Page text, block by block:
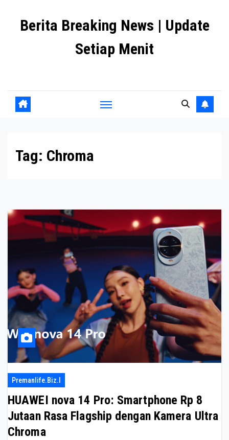
Berita Breaking News | Update
Setiap Menit
Tag: Chroma
Premanlife.biz.i
HUAWEI nova 14 Pro: Smartphone Rp 8
Jutaan Rasa Flagship dengan Kamera Ultra
Chroma